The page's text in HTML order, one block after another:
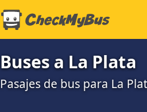
Buses a La Plata
Pasajes de bus para La